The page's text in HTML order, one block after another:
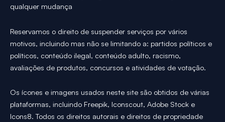
qualquer mudança
Reservamos o direito de suspender serviços por vários
motivos, incluindo mas não se limitando a: partidos políticos e
políticos, conteúdo ilegal, conteúdo adulto, racismo,
avaliações de produtos, concursos e atividades de votação.
Os ícones e imagens usados neste site são obtidos de várias
plataformas, incluindo Freepik, Iconscout, Adobe Stock e
Icons8. Todos os direitos autorais e direitos de propriedade